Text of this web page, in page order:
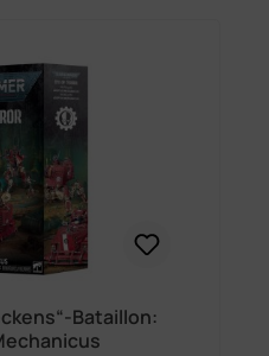
Bataillon: